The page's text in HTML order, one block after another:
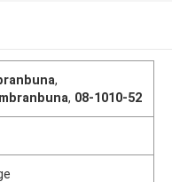
,
, 08-1010-52